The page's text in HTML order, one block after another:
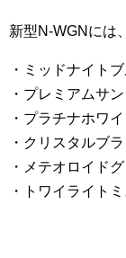
新型N-WGNには
・ミッドナイト
・プレミアムサ
・プラチナホワ
・クリスタルブ
・メテオロイド
・トワイライト